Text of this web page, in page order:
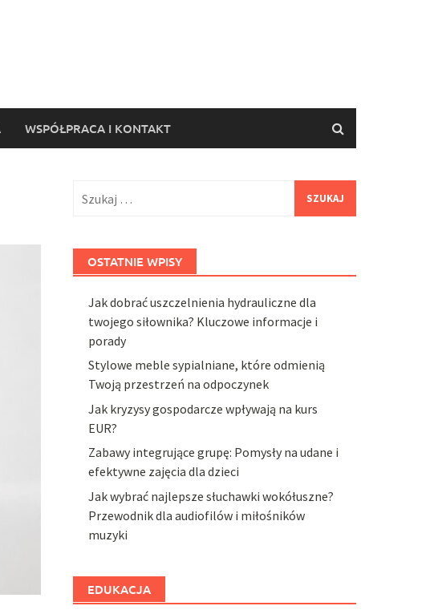
WSPÓŁPRACA I KONTAKT
OSTATNIE WPISY
Jak dobrać uszczelnienia hydrauliczne dla
twojego siłownika? Kluczowe informacje i
porady
Stylowe meble sypialniane, które odmienią
Twoją przestrzeń na odpoczynek
Jak kryzysy gospodarcze wpływają na kurs
EUR?
Zabawy integrujące grupę: Pomysły na udane i
efektywne zajęcia dla dzieci
Jak wybrać najlepsze słuchawki wokółuszne?
Przewodnik dla audiofilów i miłośników
muzyki
EDUKACJA